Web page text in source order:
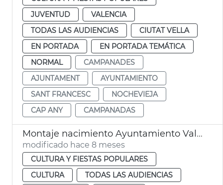
JUVENTUD
VALENCIA
TODAS LAS AUDIENCIAS
CIUTAT VELLA
EN PORTADA
EN PORTADA TEMÁTICA
NORMAL
CAMPANADES
AJUNTAMENT
AYUNTAMIENTO
SANT FRANCESC
NOCHEVIEJA
CAP ANY
CAMPANADAS
Montaje nacimiento Ayuntamiento València
modificado hace 8 meses
CULTURA Y FIESTAS POPULARES
CULTURA
TODAS LAS AUDIENCIAS